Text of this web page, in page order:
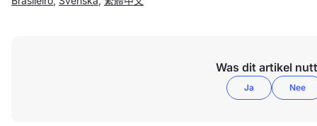
Was dit artikel
Ja Nee